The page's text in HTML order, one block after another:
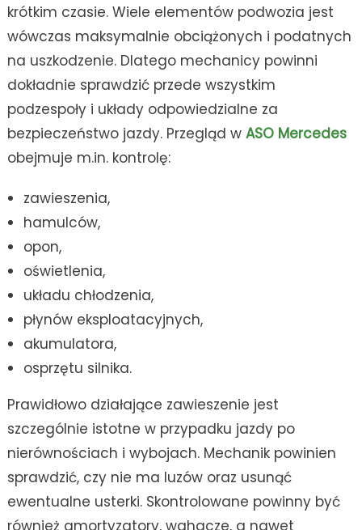
krótkim czasie. Wiele elementów podwozia jest
wówczas maksymalnie obciążonych i podatnych
na uszkodzenie. Dlatego mechanicy powinni
dokładnie sprawdzić przede wszystkim
podzespoły i układy odpowiedzialne za
bezpieczeństwo jazdy. Przegląd w ASO Mercedes
obejmuje m.in. kontrolę:
zawieszenia,
hamulców,
opon,
oświetlenia,
układu chłodzenia,
płynów eksploatacyjnych,
akumulatora,
osprzętu silnika.
Prawidłowo działające zawieszenie jest
szczególnie istotne w przypadku jazdy po
nierównościach i wybojach. Mechanik powinien
sprawdzić, czy nie ma luzów oraz usunąć
ewentualne usterki. Skontrolowane powinny być
również amortyzatory, wahacze, a nawet